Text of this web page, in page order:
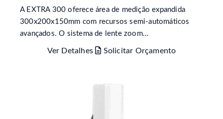
A EXTRA 300 oferece área de medição expandida
300x200x150mm com recursos semi-automáticos
avançados. O sistema de lente zoom…
Ver Detalhes Solicitar Orçamento